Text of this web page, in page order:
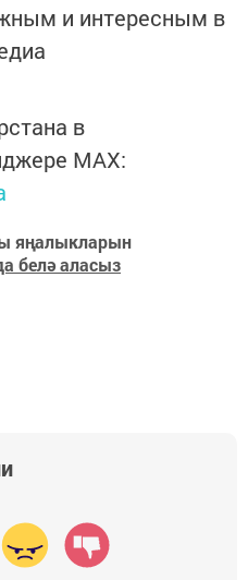
и интересным в
в
MАХ:
яңалыкларын
белә аласыз